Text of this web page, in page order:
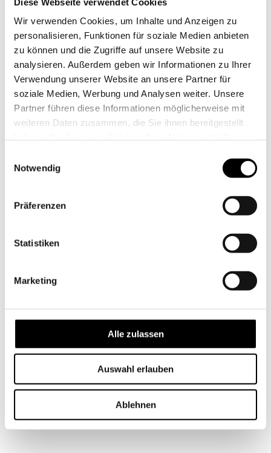
Wir verwenden Cookies, um Inhalte und Anzeigen zu
personalisieren, Funktionen für soziale Medien anbieten
zu können und die Zugriffe auf unsere Website zu
analysieren. Außerdem geben wir Informationen zu Ihrer
Verwendung unserer Website an unsere Partner für
soziale Medien, Werbung und Analysen weiter. Unsere
Partner führen diese Informationen möglicherweise mit
weiteren Daten zusammen, die Sie ihnen bereitgestellt
Notwendig
Präferenzen
Statistiken
Marketing
Alle zulassen
Auswahl erlauben
Ablehnen